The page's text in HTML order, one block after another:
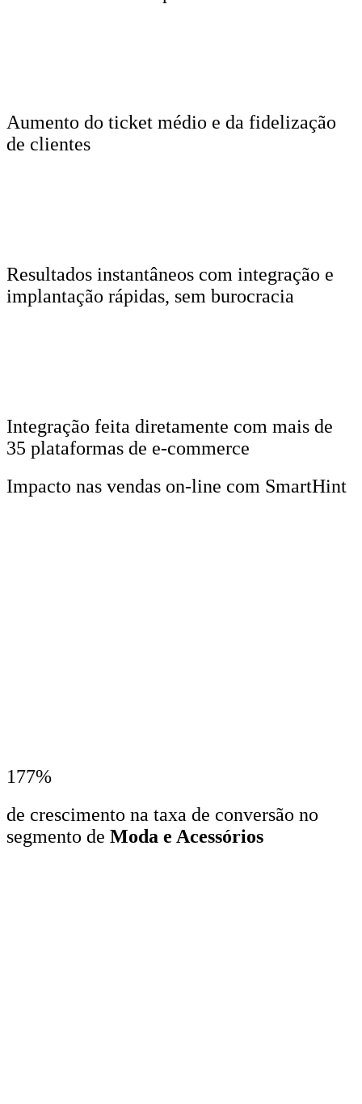
Aumento do ticket médio e da fidelização
de clientes
Resultados instantâneos com integração e
implantação rápidas, sem burocracia
Integração feita diretamente com mais de
35 plataformas de e-commerce
Impacto nas vendas on-line com SmartHint
177%
de crescimento na taxa de conversão no
segmento de Moda e Acessórios